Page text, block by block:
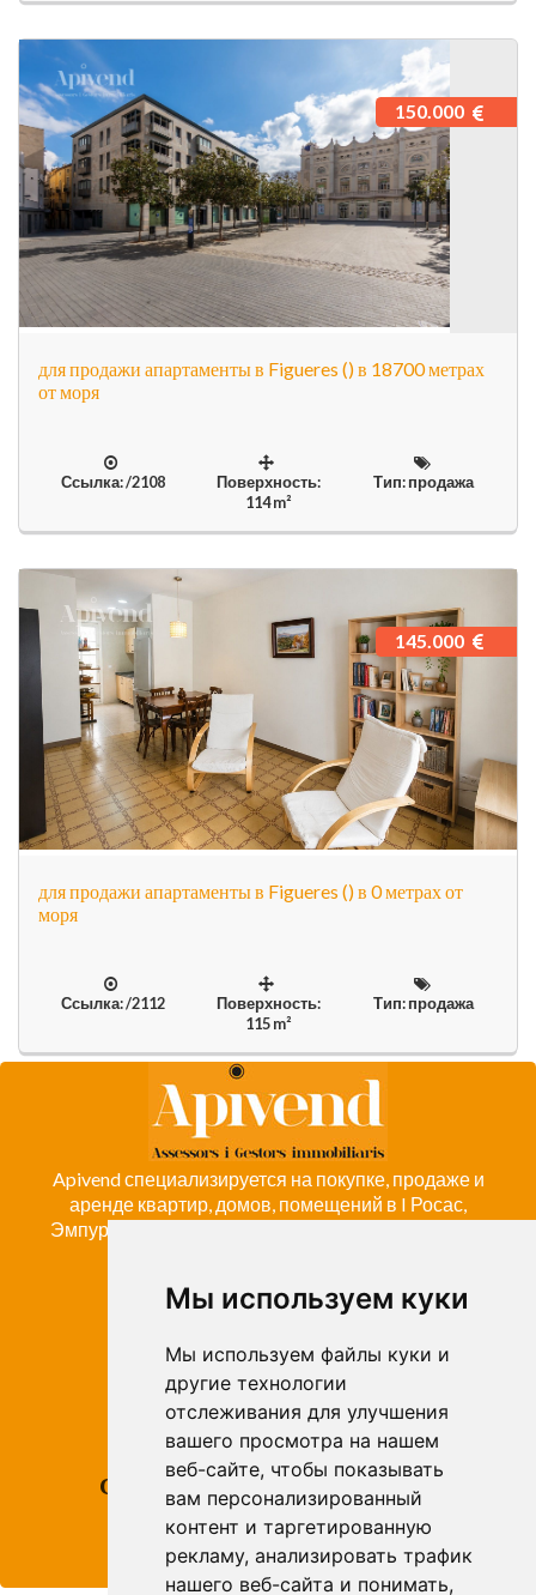
Мы используем куки
Мы используем файлы куки и
другие технологии
отслеживания для улучшения
вашего просмотра на нашем
веб-сайте, чтобы показывать
вам персонализированный
контент и таргетированную
рекламу, анализировать трафик
нашего веб-сайта и понимать,
для продажи апартаменты в Figueres () в 18700 метрах
от моря
150.000
Ссылка: /2108
Поверхность:
114 m²
Тип: продажа
для продажи апартаменты в Figueres () в 0 метрах от
моря
145.000
Ссылка: /2112
Поверхность:
115 m²
Тип: продажа
Apivend специализируется на покупке, продаже и
аренде квартир, домов, помещений в I Росас,
Эмпуриабраву, Коста-Брава и компании Emporda
ROSES
Roses - Girona
Tel. +34 972 15 26 68
info@apivend.com
Следуй
нами!